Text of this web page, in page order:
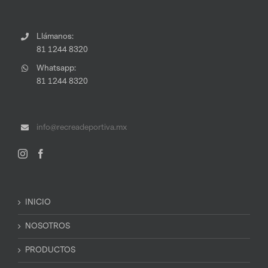
Llámanos:
81 1244 8320
Whatsapp:
81 1244 8320
info@recreadeportiva.mx
INICIO
NOSOTROS
PRODUCTOS